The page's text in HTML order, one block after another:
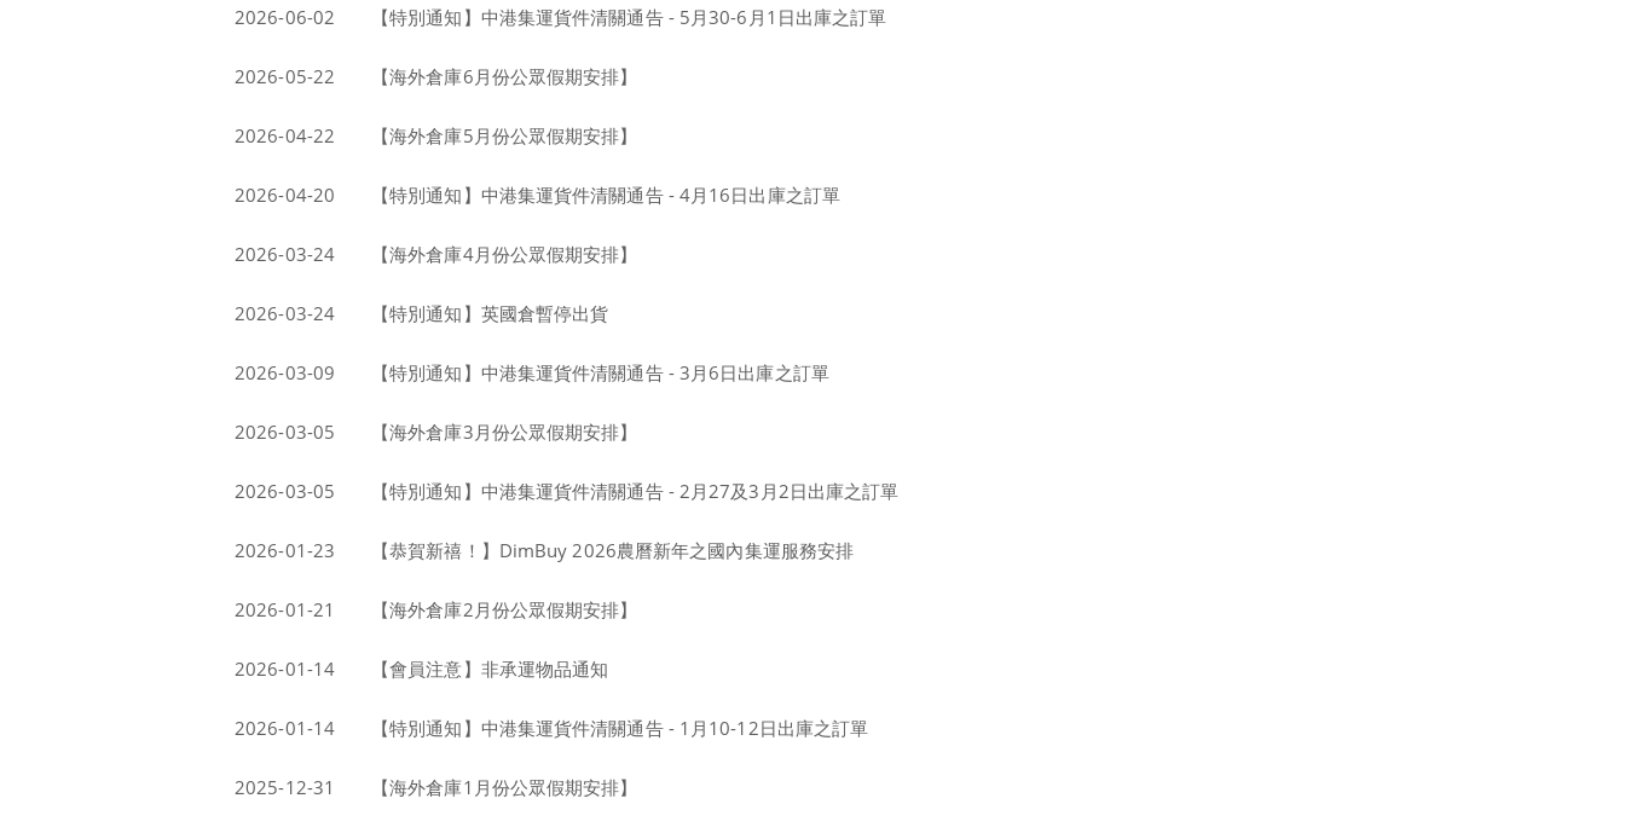
2026-06-02 【特別通知】中港集運貨件清關通告 - 5月30-6月1日出庫之訂單
2026-05-22 【海外倉庫6月份公眾假期安排】
2026-04-22 【海外倉庫5月份公眾假期安排】
2026-04-20 【特別通知】中港集運貨件清關通告 - 4月16日出庫之訂單
2026-03-24 【海外倉庫4月份公眾假期安排】
2026-03-24 【特別通知】英國倉暫停出貨
2026-03-09 【特別通知】中港集運貨件清關通告 - 3月6日出庫之訂單
2026-03-05 【海外倉庫3月份公眾假期安排】
2026-03-05 【特別通知】中港集運貨件清關通告 - 2月27及3月2日出庫之訂單
2026-01-23 【恭賀新禧！】DimBuy 2026農曆新年之國內集運服務安排
2026-01-21 【海外倉庫2月份公眾假期安排】
2026-01-14 【會員注意】非承運物品通知
2026-01-14 【特別通知】中港集運貨件清關通告 - 1月10-12日出庫之訂單
2025-12-31 【海外倉庫1月份公眾假期安排】